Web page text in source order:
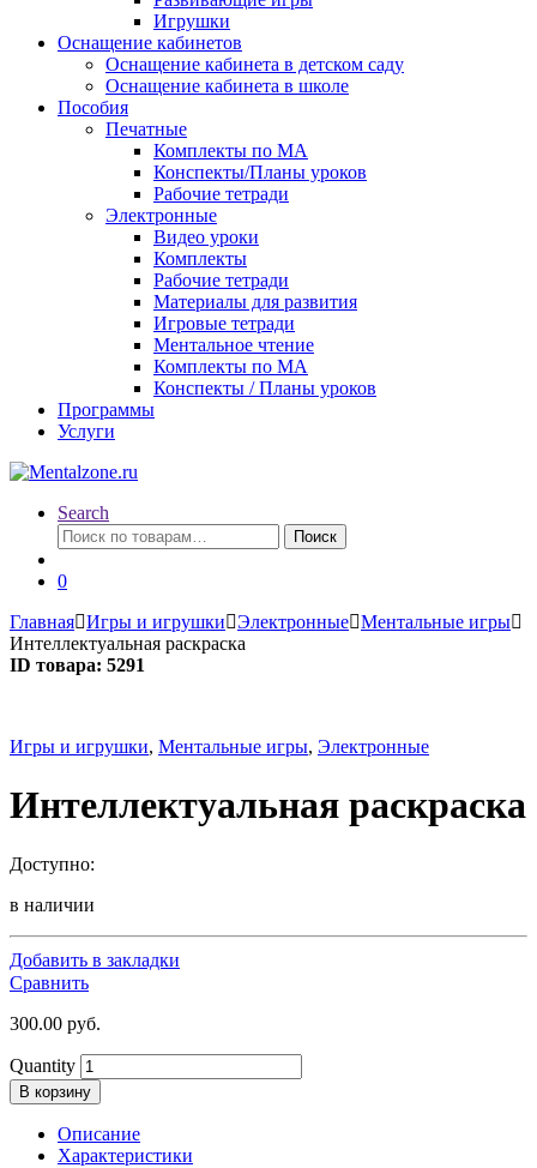
Игрушки
Оснащение кабинетов
Оснащение кабинета в детском саду
Оснащение кабинета в школе
Пособия
Печатные
Комплекты по МА
Конспекты/Планы уроков
Рабочие тетради
Электронные
Видео уроки
Комплекты
Рабочие тетради
Материалы для развития
Игровые тетради
Ментальное чтение
Комплекты по МА
Конспекты / Планы уроков
Программы
Услуги
Search
Искать:
Поиск
0
Главная Игры и игрушки Электронные Ментальные игры
Интеллектуальная раскраска
ID товара: 5291
Игры и игрушки, Ментальные игры, Электронные
Интеллектуальная раскраска
Доступно:
в наличии
Добавить в закладки
Сравнить
300.00 руб.
Quantity
В корзину
Описание
Характеристики